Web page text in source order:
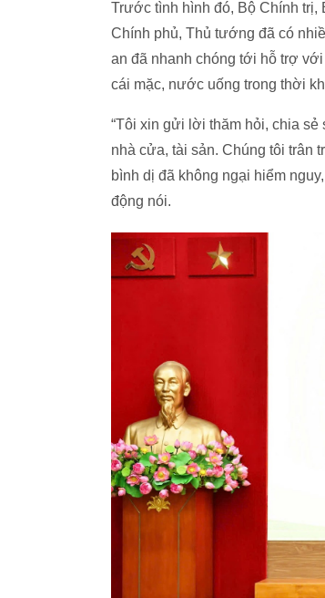
Trước tình hình đó, Bộ Chính
Chính phủ, Thủ tướng đã có
an đã nhanh chóng tới hỗ trợ
cái mặc, nước uống trong thời
“Tôi xin gửi lời thăm hỏi, chia
nhà cửa, tài sản. Chúng tôi trân
bình dị đã không ngại hiểm
động nói.